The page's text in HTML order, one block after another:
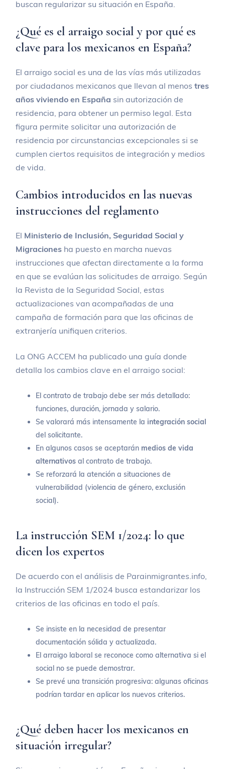
buscan regularizar su situación en España.
¿Qué es el arraigo social y por qué es
clave para los mexicanos en España?
El arraigo social es una de las vías más utilizadas
por ciudadanos mexicanos que llevan al menostres
años viviendo en España sin autorización de
residencia, para obtener un permiso legal. Esta
figura permite solicitar una autorización de
residencia por circunstancias excepcionales si se
cumplen ciertos requisitos de integración y medios
de vida.
Cambios introducidos en las nuevas
instrucciones del reglamento
El Ministerio de Inclusión, Seguridad Social y
Migraciones ha puesto en marcha nuevas
instrucciones que afectan directamente a la forma
en que se evalúan las solicitudes de arraigo. Según
la Revista de la Seguridad Social, estas
actualizaciones van acompañadas de una
campaña de formación para que las oficinas de
extranjería unifiquen criterios.
La ONG ACCEM ha publicado una guía donde
detalla los cambios clave en el arraigo social:
El contrato de trabajo debe ser más detallado:
funciones, duración, jornada y salario.
Se valorará más intensamente laintegración social
del solicitante.
En algunos casos se aceptarán medios de vida
alternativos al contrato de trabajo.
Se reforzará la atención a situaciones de
vulnerabilidad (violencia de género, exclusión
social).
La instrucción SEM 1/2024: lo que
dicen los expertos
De acuerdo con el análisis de Parainmigrantes.info,
la Instrucción SEM 1/2024 busca estandarizar los
criterios de las oficinas en todo el país.
Se insiste en la necesidad de presentar
documentación sólida y actualizada.
El arraigo laboral se reconoce como alternativa si el
social no se puede demostrar.
Se prevé una transición progresiva: algunas oficinas
podrían tardar en aplicar los nuevos criterios.
¿Qué deben hacer los mexicanos en
situación irregular?